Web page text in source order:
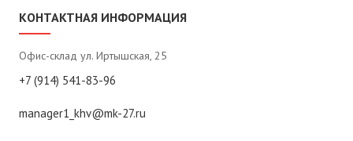
КОНТАКТНАЯ ИНФОРМАЦИЯ
Офис-склад ул. Иртышская, 25
+7 (914) 541-83-96
manager1_khv@mk-27.ru